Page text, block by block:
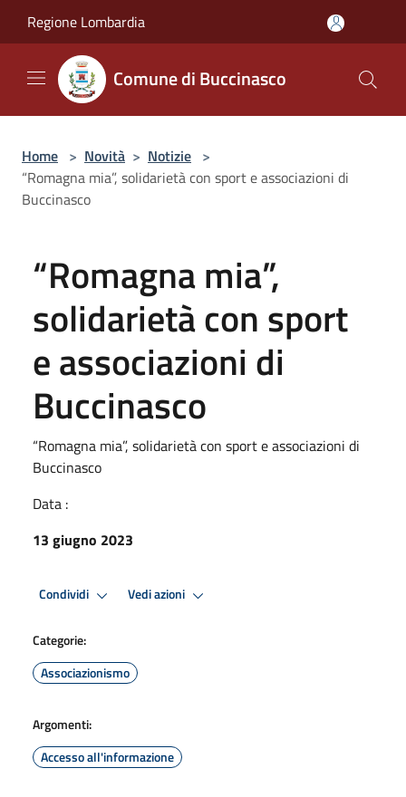
Regione Lombardia
Comune di Buccinasco
Home > Novità > Notizie >
“Romagna mia”, solidarietà con sport e associazioni di
Buccinasco
“Romagna mia”,
solidarietà con sport
e associazioni di
Buccinasco
“Romagna mia”, solidarietà con sport e associazioni di
Buccinasco
Data :
13 giugno 2023
Condividi Vedi azioni
Categorie:
Associazionismo
Argomenti:
Accesso all'informazione